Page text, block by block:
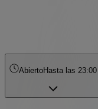
AbiertoHasta las 23:00